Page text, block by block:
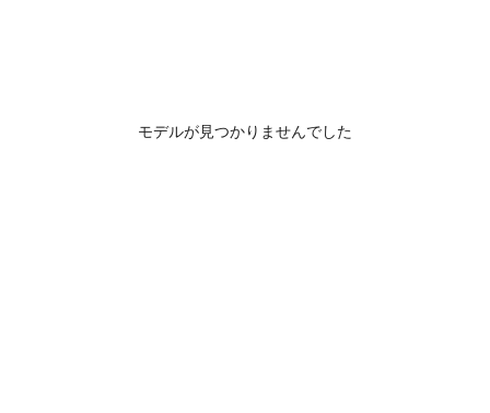
モデルが見つかりませんでした